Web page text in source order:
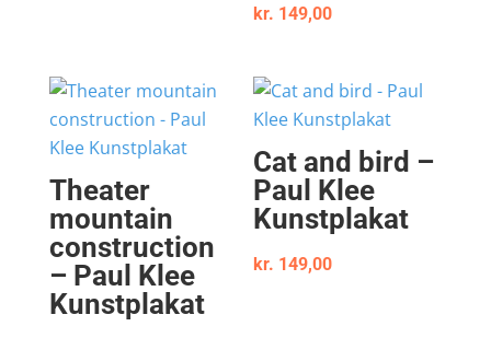
kr. 149,00
Theater
mountain
construction
– Paul Klee
Kunstplakat
Cat and bird –
Paul Klee
Kunstplakat
kr. 149,00